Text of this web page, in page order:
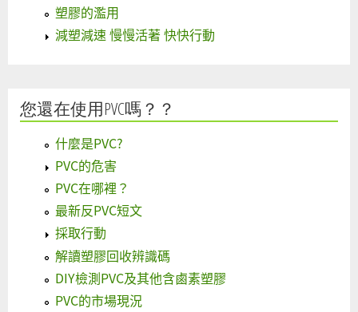
塑膠的濫用
減塑減速 慢慢活著 快快行動
您還在使用PVC嗎？？
什麼是PVC?
PVC的危害
PVC在哪裡？
最新反PVC短文
採取行動
解讀塑膠回收辨識碼
DIY檢測PVC及其他含鹵素塑膠
PVC的市場現況